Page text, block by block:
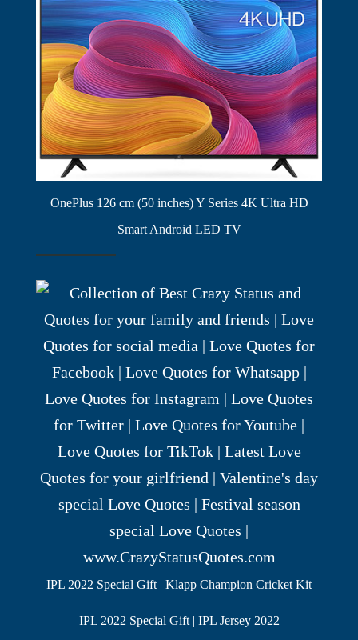
OnePlus 126 cm (50 inches) Y Series 4K Ultra HD
Smart Android LED TV
IPL 2022 Special Gift | Klapp Champion Cricket Kit
IPL 2022 Special Gift | IPL Jersey 2022